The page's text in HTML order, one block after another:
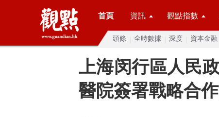
首頁 資訊 觀點指數
頭條 全時數據 深度 資本金融
上海闵行區人民
醫院簽署戰略合